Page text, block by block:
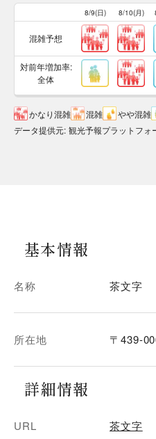
8/9(日) 8/10(月)
混雑予想
対前年増加率:
全体
かなり混雑 混雑 やや混雑
データ提供元: 観光予報プラットフォ
基本情報
名称 茶文字
所在地 〒439-
詳細情報
URL 茶文字